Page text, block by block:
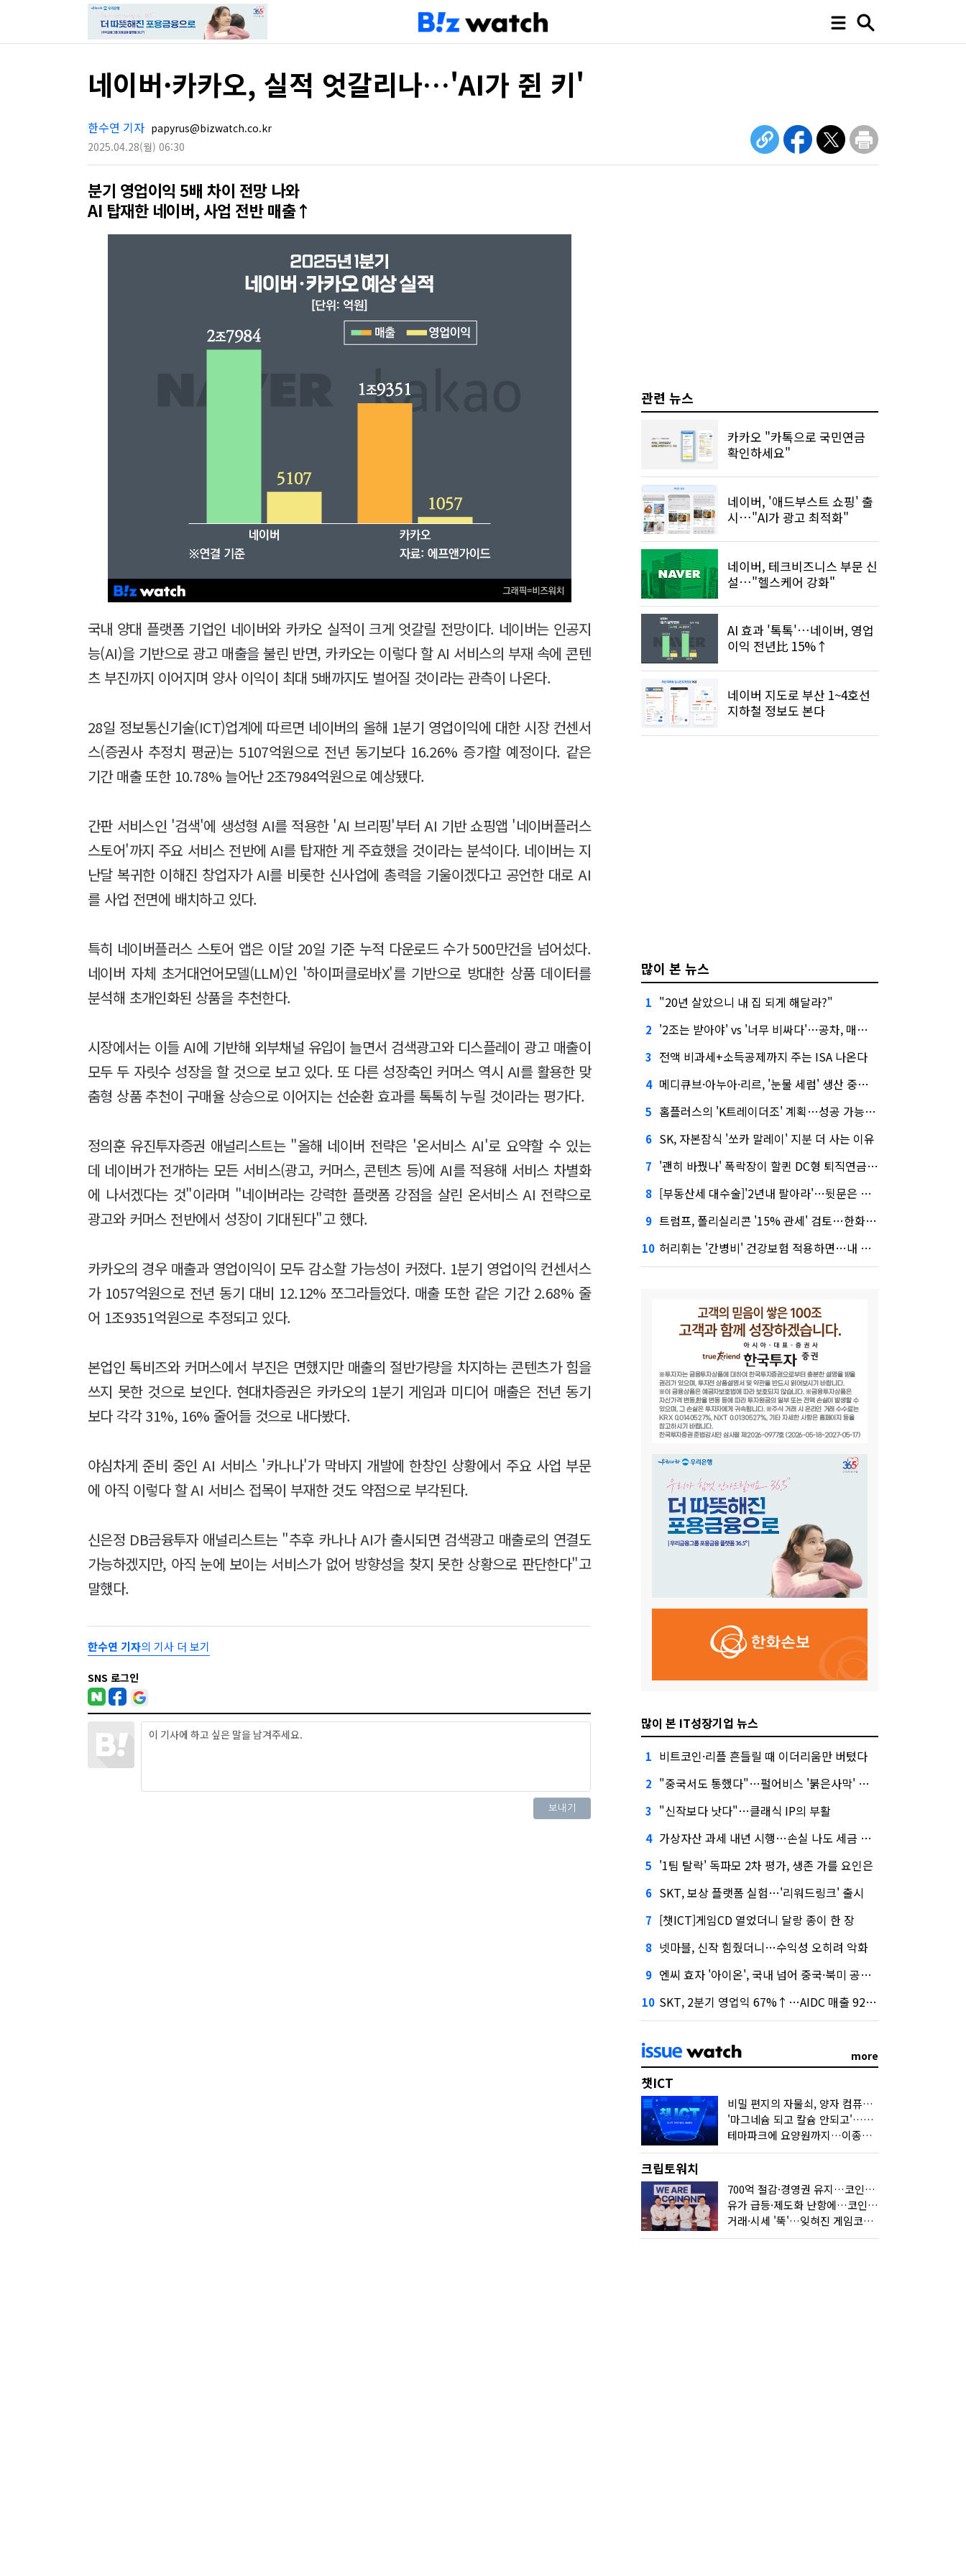
네이버·카카오, 실적 엇갈리나…'AI가 쥔 키'
한수연 기자 papyrus@bizwatch.co.kr
2025.04.28(월) 06:30
분기 영업이익 5배 차이 전망 나와
AI 탑재한 네이버, 사업 전반 매출↑
국내 양대 플랫폼 기업인 네이버와 카카오 실적이 크게 엇갈릴 전망이다. 네이버는 인공지
능(AI)을 기반으로 광고 매출을 불린 반면, 카카오는 이렇다 할 AI 서비스의 부재 속에 콘텐
츠 부진까지 이어지며 양사 이익이 최대 5배까지도 벌어질 것이라는 관측이 나온다.
28일 정보통신기술(ICT)업계에 따르면 네이버의 올해 1분기 영업이익에 대한 시장 컨센서
스(증권사 추정치 평균)는 5107억원으로 전년 동기보다 16.26% 증가할 예정이다. 같은
기간 매출 또한 10.78% 늘어난 2조7984억원으로 예상됐다.
간판 서비스인 '검색'에 생성형 AI를 적용한 'AI 브리핑'부터 AI 기반 쇼핑앱 '네이버플러스
스토어'까지 주요 서비스 전반에 AI를 탑재한 게 주효했을 것이라는 분석이다. 네이버는 지
난달 복귀한 이해진 창업자가 AI를 비롯한 신사업에 총력을 기울이겠다고 공언한 대로 AI
를 사업 전면에 배치하고 있다.
특히 네이버플러스 스토어 앱은 이달 20일 기준 누적 다운로드 수가 500만건을 넘어섰다.
네이버 자체 초거대언어모델(LLM)인 '하이퍼클로바X'를 기반으로 방대한 상품 데이터를
분석해 초개인화된 상품을 추천한다.
시장에서는 이들 AI에 기반해 외부채널 유입이 늘면서 검색광고와 디스플레이 광고 매출이
모두 두 자릿수 성장을 할 것으로 보고 있다. 또 다른 성장축인 커머스 역시 AI를 활용한 맞
춤형 상품 추천이 구매율 상승으로 이어지는 선순환 효과를 톡톡히 누릴 것이라는 평가다.
정의훈 유진투자증권 애널리스트는 "올해 네이버 전략은 '온서비스 AI'로 요약할 수 있는
데 네이버가 전개하는 모든 서비스(광고, 커머스, 콘텐츠 등)에 AI를 적용해 서비스 차별화
에 나서겠다는 것"이라며 "네이버라는 강력한 플랫폼 강점을 살린 온서비스 AI 전략으로
광고와 커머스 전반에서 성장이 기대된다"고 했다.
카카오의 경우 매출과 영업이익이 모두 감소할 가능성이 커졌다. 1분기 영업이익 컨센서스
가 1057억원으로 전년 동기 대비 12.12% 쪼그라들었다. 매출 또한 같은 기간 2.68% 줄
어 1조9351억원으로 추정되고 있다.
본업인 톡비즈와 커머스에서 부진은 면했지만 매출의 절반가량을 차지하는 콘텐츠가 힘을
쓰지 못한 것으로 보인다. 현대차증권은 카카오의 1분기 게임과 미디어 매출은 전년 동기
보다 각각 31%, 16% 줄어들 것으로 내다봤다.
야심차게 준비 중인 AI 서비스 '카나나'가 막바지 개발에 한창인 상황에서 주요 사업 부문
에 아직 이렇다 할 AI 서비스 접목이 부재한 것도 약점으로 부각된다.
신은정 DB금융투자 애널리스트는 "추후 카나나 AI가 출시되면 검색광고 매출로의 연결도
가능하겠지만, 아직 눈에 보이는 서비스가 없어 방향성을 찾지 못한 상황으로 판단한다"고
말했다.
한수연 기자의 기사 더 보기
SNS 로그인
관련 뉴스
카카오 "카톡으로 국민연금
확인하세요"
네이버, '애드부스트 쇼핑' 출
시…"AI가 광고 최적화"
네이버, 테크비즈니스 부문 신
설…"헬스케어 강화"
AI 효과 '톡톡'…네이버, 영업
이익 전년比 15%↑
네이버 지도로 부산 1~4호선
지하철 정보도 본다
많이 본 뉴스
1 "20년 살았으니 내 집 되게 해달라?"
2 '2조는 받아야' vs '너무 비싸다'…공차, 매각 성공할까
3 전액 비과세+소득공제까지 주는 ISA 나온다
4 메디큐브·아누아·리르, '눈물 세럼' 생산 중단한다
5 홈플러스의 'K트레이더조' 계획…성공 가능성은 '글쎄'
6 SK, 자본잠식 '쏘카 말레이' 지분 더 사는 이유
7 '괜히 바꿨나' 폭락장이 할퀸 DC형 퇴직연금…전문가 조언은
8 [부동산세 대수술]'2년내 팔아라'…뒷문은 열었다
9 트럼프, 폴리실리콘 '15% 관세' 검토…한화큐셀·OCI 영향은?
10 허리휘는 '간병비' 건강보험 적용하면…내 간병보험은?
많이 본 IT성장기업 뉴스
1 비트코인·리플 흔들릴 때 이더리움만 버텼다
2 "중국서도 통했다"…펄어비스 '붉은사막' 최고 게임상
3 "신작보다 낫다"…클래식 IP의 부활
4 가상자산 과세 내년 시행…손실 나도 세금 낸다고?
5 '1팀 탈락' 독파모 2차 평가, 생존 가를 요인은
6 SKT, 보상 플랫폼 실험…'리워드링크' 출시
7 [챗ICT]게임CD 열었더니 달랑 종이 한 장
8 넷마블, 신작 힘줬더니…수익성 오히려 악화
9 엔씨 효자 '아이온', 국내 넘어 중국·북미 공략 나선다
10 SKT, 2분기 영업익 67%↑…AIDC 매출 92% 급증
more
챗ICT
비밀 편지의 자물쇠, 양자 컴퓨터가 연다
'마그네슘 되고 칼슘 안되고'…다음 'AI 요약' 갈 길은
테마파크에 요양원까지…이종사업 눈독 들이는 게임사
크립토워치
700억 절감·경영권 유지…코인원의 '영리한 딜'
유가 급등·제도화 난항에…코인 또 '멈칫'
거래·시세 '뚝'…잊혀진 게임코인들